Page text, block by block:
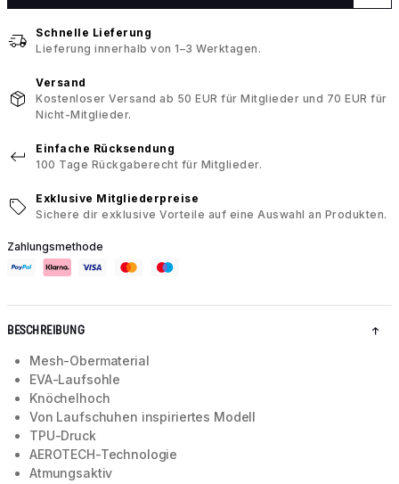
Schnelle Lieferung
Lieferung innerhalb von 1–3 Werktagen.
Versand
Kostenloser Versand ab 50 EUR für Mitglieder und 70 EUR für
Nicht-Mitglieder.
Einfache Rücksendung
100 Tage Rückgaberecht für Mitglieder.
Exklusive Mitgliederpreise
Sichere dir exklusive Vorteile auf eine Auswahl an Produkten.
Zahlungsmethode
BESCHREIBUNG
Mesh-Obermaterial
EVA-Laufsohle
Knöchelhoch
Von Laufschuhen inspiriertes Modell
TPU-Druck
AEROTECH-Technologie
Atmungsaktiv